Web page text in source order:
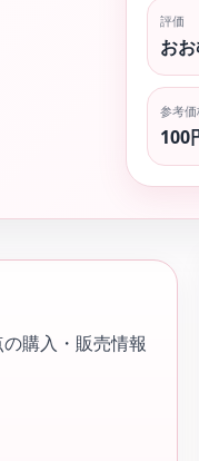
評価
お
参考
100
購入・販売情報